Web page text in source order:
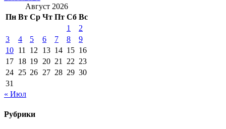
Август 2026
Пн Вт Ср Чт Пт Сб Вс
1
2
3
4 5 6 7 8
9
10 11 12 13 14 15 16
17 18 19 20 21 22 23
24 25 26 27 28 29 30
31
« Июл
Рубрики